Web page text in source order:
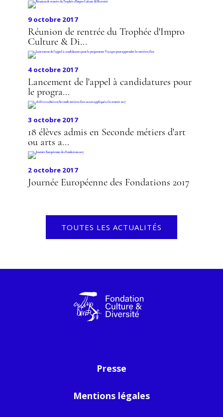
9 octobre 2017
Réunion de rentrée du Trophée d'Impro
Culture & Di...
4 octobre 2017
Lancement de l'appel à candidatures pour
le progra...
3 octobre 2017
18 élèves admis en Seconde métiers d'art
ou arts a...
2 octobre 2017
Journée Européenne des Fondations 2017
TOUTES LES ACTUALITÉS
Presse
Mentions légales